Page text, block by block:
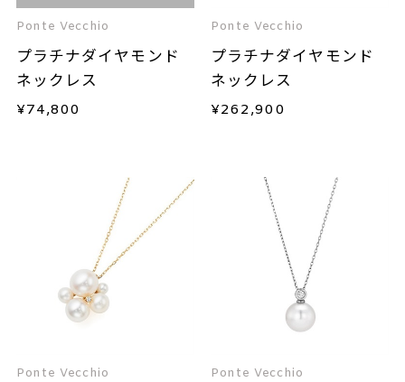
Ponte Vecchio
プラチナダイヤモンド
ネックレス
¥74,800
Ponte Vecchio
プラチナダイヤモンド
ネックレス
¥262,900
Ponte Vecchio Ponte Vecchio